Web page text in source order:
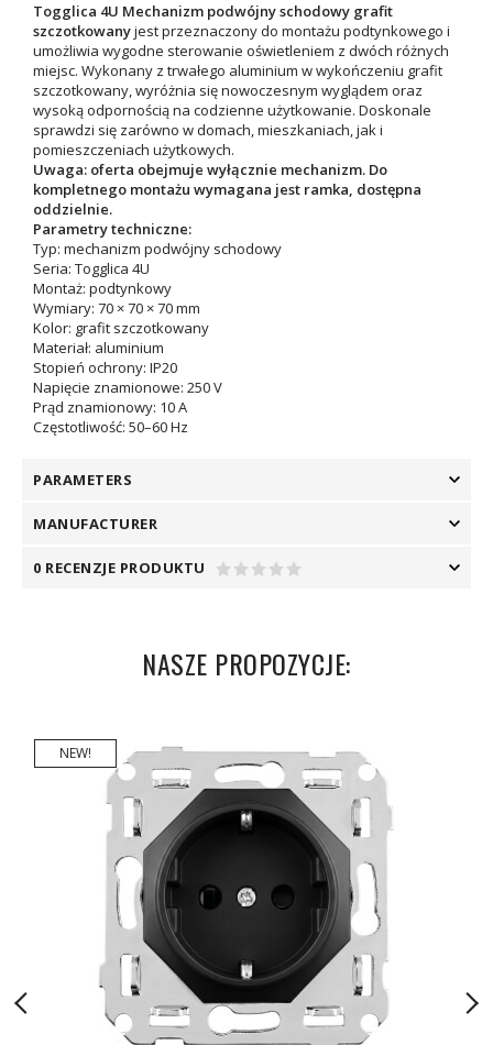
Togglica 4U Mechanizm podwójny schodowy grafit
szczotkowanyjest przeznaczony do montażu podtynkowego i
umożliwia wygodne sterowanie oświetleniem z dwóch różnych
miejsc. Wykonany z trwałego aluminium w wykończeniu grafit
szczotkowany, wyróżnia się nowoczesnym wyglądem oraz
wysoką odpornością na codzienne użytkowanie. Doskonale
sprawdzi się zarówno w domach, mieszkaniach, jak i
pomieszczeniach użytkowych.
Uwaga: oferta obejmuje wyłącznie mechanizm. Do
kompletnego montażu wymagana jest ramka, dostępna
oddzielnie.
Parametry techniczne:
Typ: mechanizm podwójny schodowy
Seria: Togglica 4U
Montaż: podtynkowy
Wymiary: 70 × 70 × 70 mm
Kolor: grafit szczotkowany
Materiał: aluminium
Stopień ochrony: IP20
Napięcie znamionowe: 250 V
Prąd znamionowy: 10 A
Częstotliwość: 50–60 Hz
PARAMETERS
MANUFACTURER
0 RECENZJE PRODUKTU
NASZE PROPOZYCJE:
NEW!